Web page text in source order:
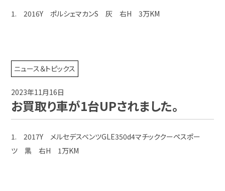
1. 2016Y ポルシェマカンS 灰 右H 3万KM
ニュース＆トピックス
2023年11月16日
お買取り車が1台UPされました。
1. 2017Y メルセデスベンツGLE350d4マチッククーペスポー
ツ 黒 右H 1万KM